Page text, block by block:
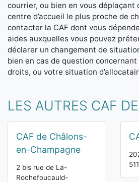
courrier, ou bien en vous déplaçant
centre d’accueil le plus proche de
contacter la CAF dont vous
aides auxquelles vous pouvez
déclarer un changement de
bien en cas de question
droits, ou votre situation
LES AUTRES CAF
CAF de Châlons-
en-Champagne
2 bis rue de La-
Rochefoucauld-